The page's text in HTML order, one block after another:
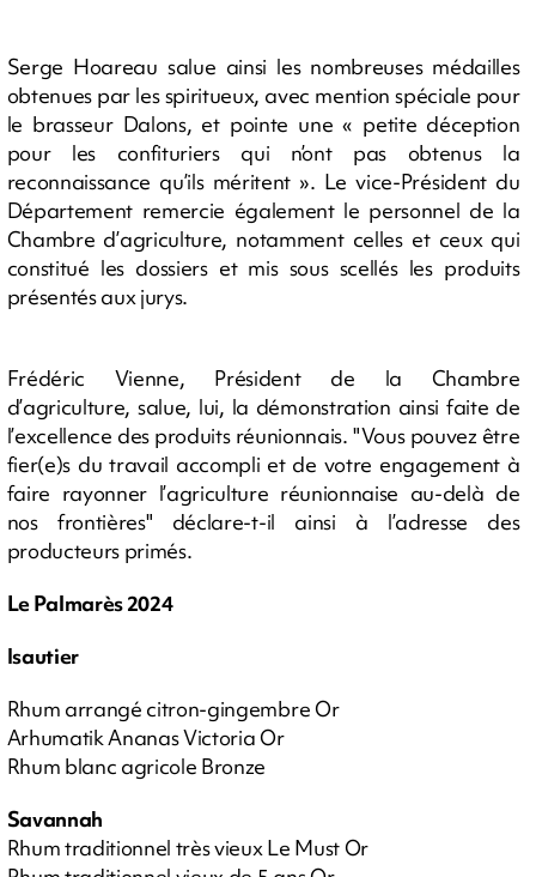
Serge Hoareau salue ainsi les nombreuses médailles
obtenues par les spiritueux, avec mention spéciale pour
le brasseur Dalons, et pointe une « petite déception
pour les confituriers qui n’ont pas obtenus la
reconnaissance qu’ils méritent ». Le vice-Président du
Département remercie également le personnel de la
Chambre d’agriculture, notamment celles et ceux qui
constitué les dossiers et mis sous scellés les produits
présentés aux jurys.
Frédéric Vienne, Président de la Chambre
d’agriculture, salue, lui, la démonstration ainsi faite de
l’excellence des produits réunionnais. "Vous pouvez être
fier(e)s du travail accompli et de votre engagement à
faire rayonner l’agriculture réunionnaise au-delà de
nos frontières" déclare-t-il ainsi à l’adresse des
producteurs primés.
Le Palmarès 2024
Isautier
Rhum arrangé citron-gingembre Or
Arhumatik Ananas Victoria Or
Rhum blanc agricole Bronze
Savannah
Rhum traditionnel très vieux Le Must Or